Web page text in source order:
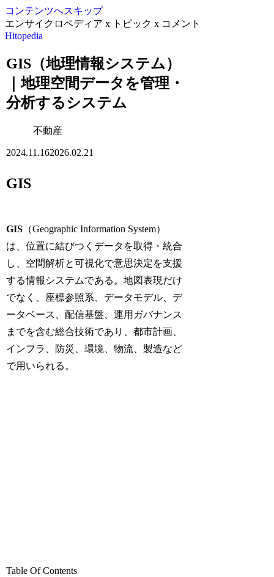
コンテンツへスキップ
エンサイクロペディア x トピック x コメント
Hitopedia
GIS（地理情報システム）
｜地理空間データを管理・
分析するシステム
不動産
2024.11.162026.02.21
GIS
GIS （Geographic Information System）
は、位置に結びつくデータを取得・統合
し、空間解析と可視化で意思決定を支援
する情報システムである。地図表現だけ
でなく、座標参照系、データモデル、デ
ータベース、配信基盤、運用ガバナンス
までを含む総合技術であり、都市計画、
インフラ、防災、環境、物流、製造など
で用いられる。
Table Of Contents